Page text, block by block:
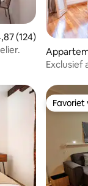
(124)
Exclusief
Favoriet
Favoriet